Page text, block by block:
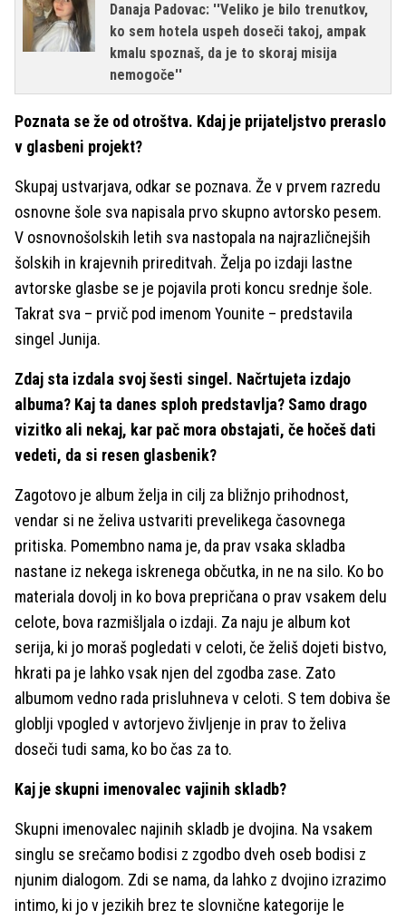
Danaja Padovac: ''Veliko je bilo trenutkov,
ko sem hotela uspeh doseči takoj, ampak
kmalu spoznaš, da je to skoraj misija
nemogoče''
Poznata se že od otroštva. Kdaj je prijateljstvo preraslo
v glasbeni projekt?
Skupaj ustvarjava, odkar se poznava. Že v prvem razredu
osnovne šole sva napisala prvo skupno avtorsko pesem.
V osnovnošolskih letih sva nastopala na najrazličnejših
šolskih in krajevnih prireditvah. Želja po izdaji lastne
avtorske glasbe se je pojavila proti koncu srednje šole.
Takrat sva – prvič pod imenom Younite – predstavila
singel Junija.
Zdaj sta izdala svoj šesti singel. Načrtujeta izdajo
albuma? Kaj ta danes sploh predstavlja? Samo drago
vizitko ali nekaj, kar pač mora obstajati, če hočeš dati
vedeti, da si resen glasbenik?
Zagotovo je album želja in cilj za bližnjo prihodnost,
vendar si ne želiva ustvariti prevelikega časovnega
pritiska. Pomembno nama je, da prav vsaka skladba
nastane iz nekega iskrenega občutka, in ne na silo. Ko bo
materiala dovolj in ko bova prepričana o prav vsakem delu
celote, bova razmišljala o izdaji. Za naju je album kot
serija, ki jo moraš pogledati v celoti, če želiš dojeti bistvo,
hkrati pa je lahko vsak njen del zgodba zase. Zato
albumom vedno rada prisluhneva v celoti. S tem dobiva še
globlji vpogled v avtorjevo življenje in prav to želiva
doseči tudi sama, ko bo čas za to.
Kaj je skupni imenovalec vajinih skladb?
Skupni imenovalec najinih skladb je dvojina. Na vsakem
singlu se srečamo bodisi z zgodbo dveh oseb bodisi z
njunim dialogom. Zdi se nama, da lahko z dvojino izrazimo
intimo, ki jo v jezikih brez te slovnične kategorije le